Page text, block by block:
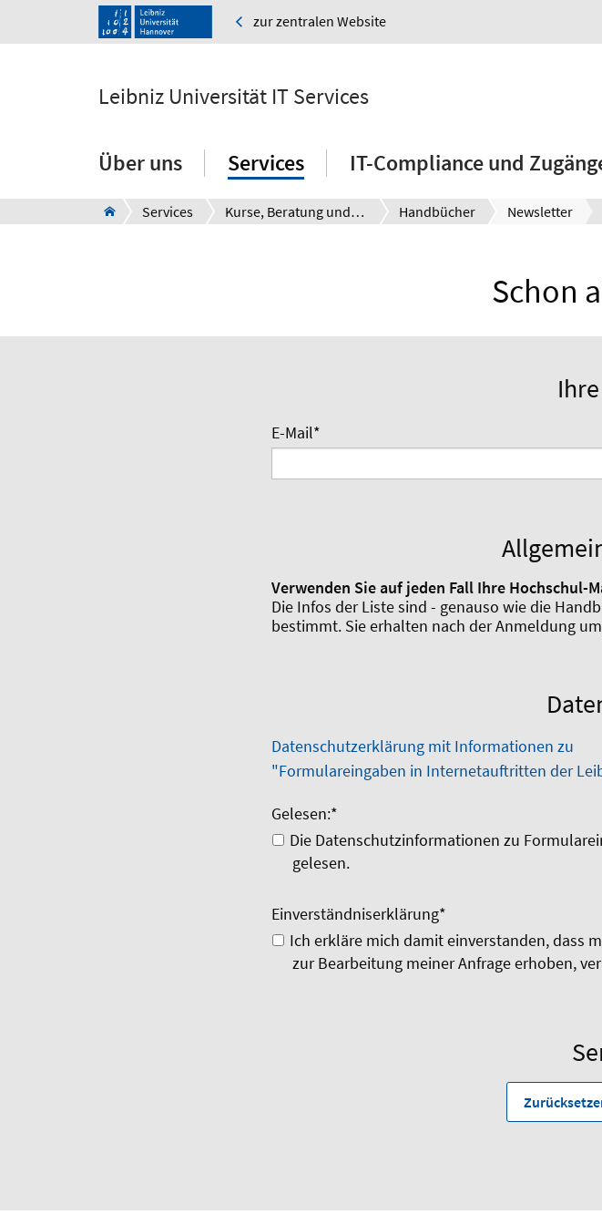
zur zentralen Website
Leibniz Universität IT Services
Über uns Services IT-Compliance und
Services Kurse, Beratung und Support Handbücher Newsletter
Schon
E-Mail*
Verwenden Sie auf jeden Fall Ihre Hochschul-
Die Infos der Liste sind - genauso wie die
bestimmt. Sie erhalten nach der Anmeldung
Datenschutzerklärung mit Informationen zu
"Formulareingaben in Internetauftritten der
Gelesen:*
Die Datenschutzinformationen zu
gelesen.
Einverständniserklärung*
Ich erkläre mich damit einverstanden, dass
zur Bearbeitung meiner Anfrage erhoben,